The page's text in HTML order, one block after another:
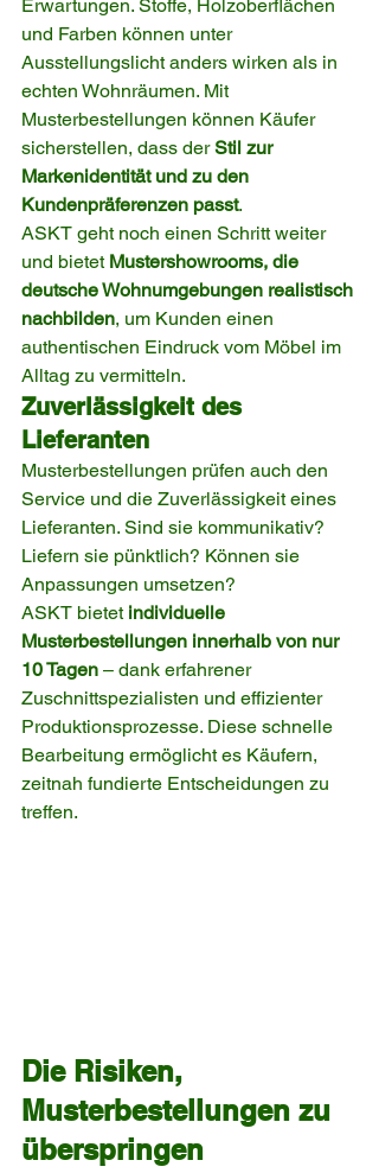
Erwartungen. Stoffe, Holzoberflächen
und Farben können unter
Ausstellungslicht anders wirken als in
echten Wohnräumen. Mit
Musterbestellungen können Käufer
sicherstellen, dass der Stil zur
Markenidentität und zu den
Kundenpräferenzen passt.
ASKT geht noch einen Schritt weiter
und bietet Mustershowrooms, die
deutsche Wohnumgebungen realistisch
nachbilden, um Kunden einen
authentischen Eindruck vom Möbel im
Alltag zu vermitteln.
Zuverlässigkeit des
Lieferanten
Musterbestellungen prüfen auch den
Service und die Zuverlässigkeit eines
Lieferanten. Sind sie kommunikativ?
Liefern sie pünktlich? Können sie
Anpassungen umsetzen?
ASKT bietet individuelle
Musterbestellungen innerhalb von nur
10 Tagen – dank erfahrener
Zuschnittspezialisten und effizienter
Produktionsprozesse. Diese schnelle
Bearbeitung ermöglicht es Käufern,
zeitnah fundierte Entscheidungen zu
treffen.
Die Risiken,
Musterbestellungen zu
überspringen